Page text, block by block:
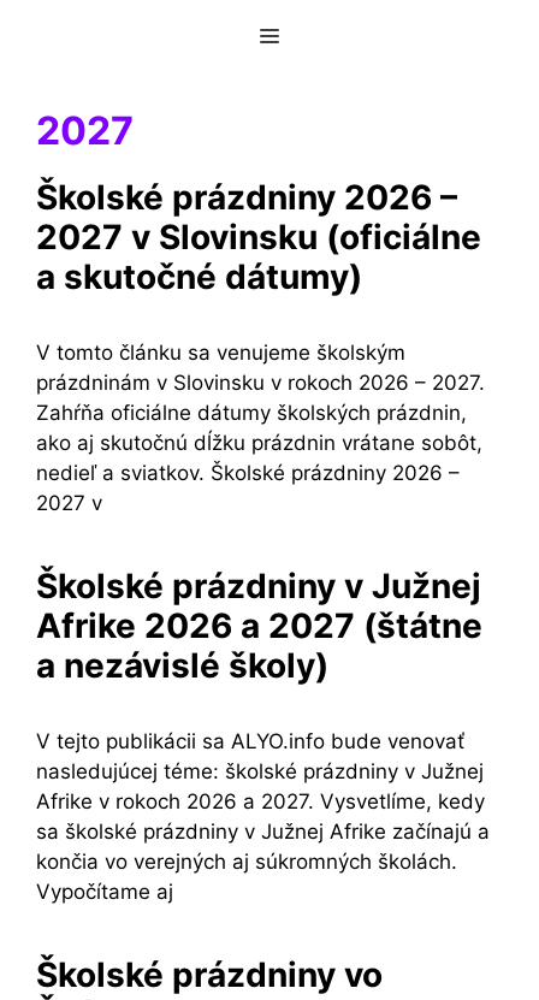
Menu
2027
Školské prázdniny 2026 –
2027 v Slovinsku (oficiálne
a skutočné dátumy)
V tomto článku sa venujeme školským
prázdninám v Slovinsku v rokoch 2026 – 2027.
Zahŕňa oficiálne dátumy školských prázdnin,
ako aj skutočnú dĺžku prázdnin vrátane sobôt,
nedieľ a sviatkov. Školské prázdniny 2026 –
2027 v
Školské prázdniny v Južnej
Afrike 2026 a 2027 (štátne
a nezávislé školy)
V tejto publikácii sa ALYO.info bude venovať
nasledujúcej téme: školské prázdniny v Južnej
Afrike v rokoch 2026 a 2027. Vysvetlíme, kedy
sa školské prázdniny v Južnej Afrike začínajú a
končia vo verejných aj súkromných školách.
Vypočítame aj
Školské prázdniny vo